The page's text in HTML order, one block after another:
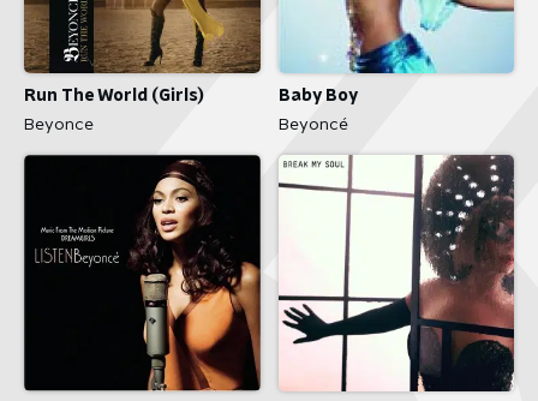
Run The World (Girls)
Beyonce
Baby Boy
Beyoncé